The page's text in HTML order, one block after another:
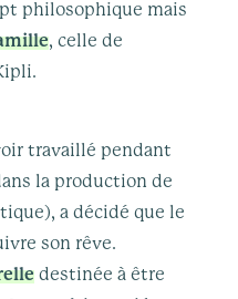
philosophique mais
, celle de
travaillé pendant
la production de
a décidé que le
son rêve.
destinée à être